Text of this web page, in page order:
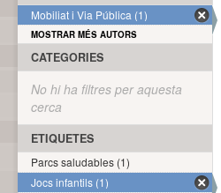
Mobiliat i Via Pública (1)
MOSTRAR MÉS AUTORS
CATEGORIES
No hi ha filtres per aquesta
cerca
ETIQUETES
Parcs saludables (1)
Jocs infantils (1)